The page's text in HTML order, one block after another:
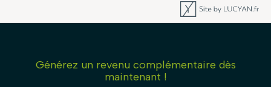
Générez un revenu complémentaire dès
maintenant !